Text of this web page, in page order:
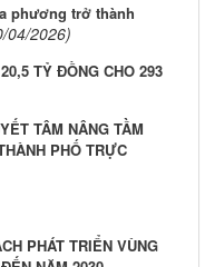
phương trở thành
04/2026)
TỶ ĐỒNG CHO 293
TÂM NÂNG TẦM
PHỐ TRỰC
PHÁT TRIỂN VÙNG